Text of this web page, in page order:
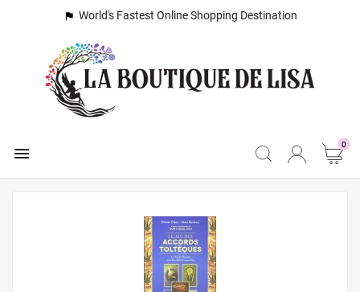
 World's Fastest Online Shopping Destination
 0